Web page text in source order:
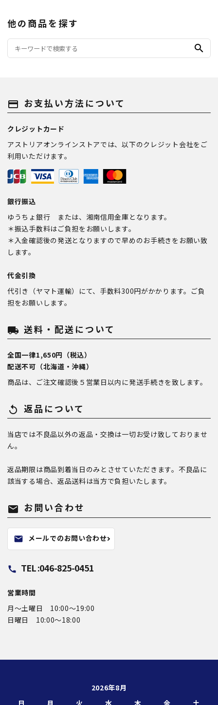
他の商品を探す
search
payment お支払い方法について
クレジットカード
アストリアオンラインストアでは、以下のクレジット会社をご
利用いただけます。
銀行振込
ゆうちょ銀行 または、湘南信用金庫となります。
＊振込手数料はご負担をお願いします。
＊入金確認後の発送となりますので早めのお手続きをお願い致
します。
代金引換
代引き（ヤマト運輸）にて、手数料300円がかかります。ご負
担をお願いします。
local_shipping 送料・配送について
全国一律1,650円（税込）
配送不可（北海道・沖縄）
商品は、ご注文確認後５営業日以内に発送手続きを致します。
replay 返品について
当店では不良品以外の返品・交換は一切お受け致しておりませ
ん。
返品期限は商品到着当日のみとさせていただきます。不良品に
該当する場合、返品送料は当方で負担いたします。
mail お問い合わせ
mail メールでのお問い合わせ
call TEL :046-825-0451
営業時間
月〜土曜日 10:00～19:00
日曜日 10:00〜18:00
2026年8月
日
月 火 水 木 金
土